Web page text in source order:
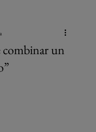
combinar un